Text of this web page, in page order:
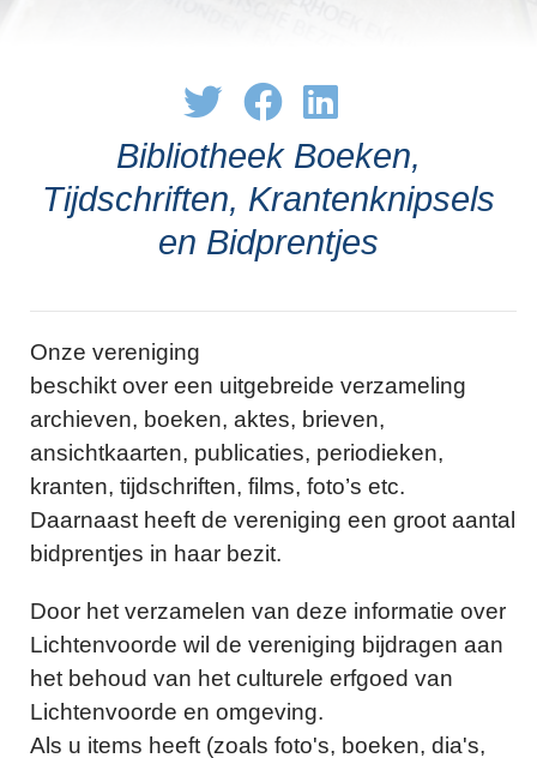
Bibliotheek Boeken,
Tijdschriften, Krantenknipsels
en Bidprentjes
Onze vereniging
beschikt over een uitgebreide verzameling
archieven, boeken, aktes, brieven,
ansichtkaarten, publicaties, periodieken,
kranten, tijdschriften, films, foto’s etc.
Daarnaast heeft de vereniging een groot aantal
bidprentjes in haar bezit.
Door het verzamelen van deze informatie over
Lichtenvoorde wil de vereniging bijdragen aan
het behoud van het culturele erfgoed van
Lichtenvoorde en omgeving.
Als u items heeft (zoals foto's, boeken, dia's,